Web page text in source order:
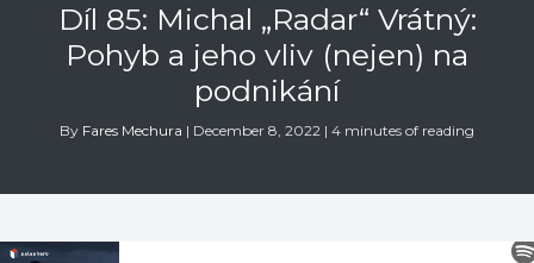
Díl 85: Michal „Radar“ Vrátný:
Pohyb a jeho vliv (nejen) na
podnikání
By Fares Mechura | December 8, 2022 | 4 minutes of reading